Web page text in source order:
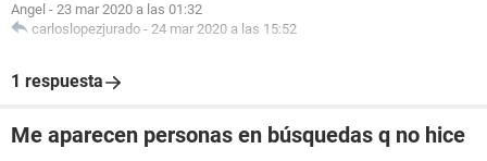
Angel - 23 mar 2020 a las 01:32
carloslopezjurado - 24 mar 2020 a las 15:52
1 respuesta
Me aparecen personas en búsquedas q no hice